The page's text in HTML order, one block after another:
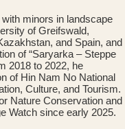
minors in landscape
of Greifswald,
and Spain, and
of “Saryarka – Steppe
2018 to 2022, he
of Hin Nam No National
Culture, and Tourism.
Nature Conservation and
Watch since early 2025.